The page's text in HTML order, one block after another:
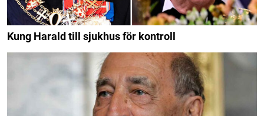
Kung Harald till sjukhus för kontroll